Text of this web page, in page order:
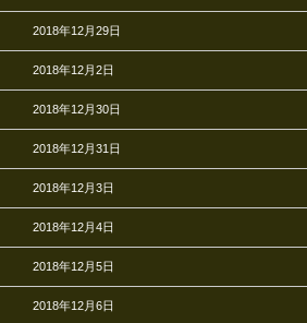
2018年12月29日
2018年12月2日
2018年12月30日
2018年12月31日
2018年12月3日
2018年12月4日
2018年12月5日
2018年12月6日